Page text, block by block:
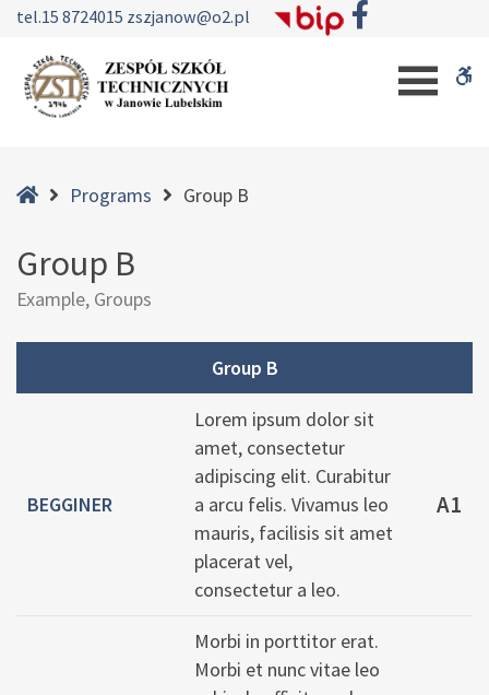
tel.15 8724015 zszjanow@o2.pl
HomePrograms Group B
Group B
Example, Groups
Group B
BEGGINER
Lorem ipsum dolor sit
amet, consectetur
adipiscing elit. Curabitur
a arcu felis. Vivamus leo
mauris, facilisis sit amet
placerat vel,
consectetur a leo.
A1
Morbi in porttitor erat.
Morbi et nunc vitae leo